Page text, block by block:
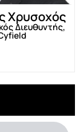
Χρυσοχός
Διευθυντής,